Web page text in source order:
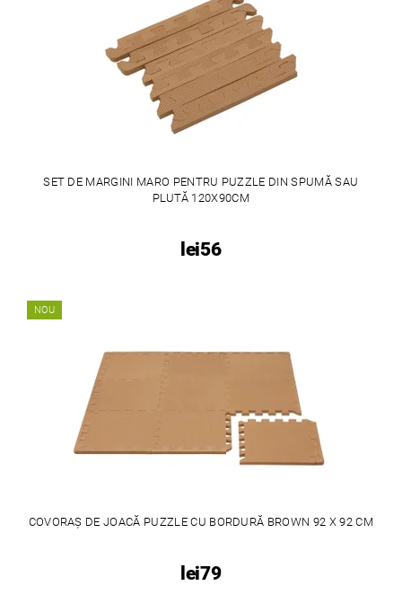
SET DE MARGINI MARO PENTRU PUZZLE DIN SPUMĂ SAU
PLUTĂ 120X90CM
lei56
NOU
COVORAȘ DE JOACĂ PUZZLE CU BORDURĂ BROWN 92 X 92 CM
lei79